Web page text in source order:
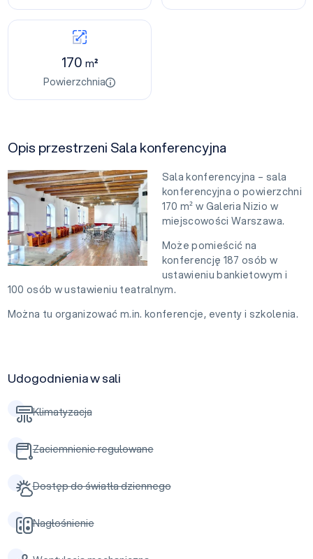
170 m²
Powierzchnia
Opis przestrzeni Sala konferencyjna
Sala konferencyjna – sala
konferencyjna o powierzchni
170 m² w Galeria Nizio w
miejscowości Warszawa.
Może pomieścić na
konferencję 187 osób w
ustawieniu bankietowym i
100 osób w ustawieniu teatralnym.
Można tu organizować m.in. konferencje, eventy i szkolenia.
Udogodnienia w sali
Klimatyzacja
Zaciemnienie regulowane
Dostęp do światła dziennego
Nagłośnienie